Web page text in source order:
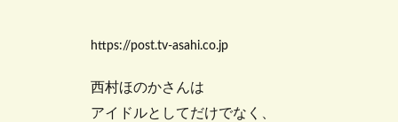
https://post.tv-asahi.co.jp
西村ほのかさんは
アイドルとしてだけでなく、